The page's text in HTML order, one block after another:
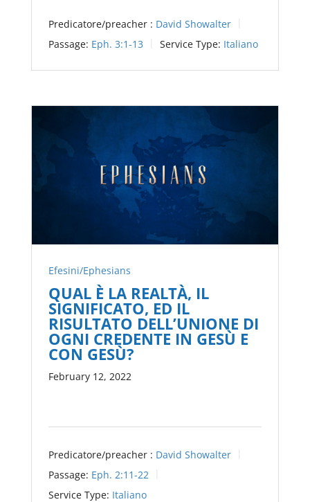
Predicatore/preacher : David Showalter
Passage: Eph. 3:1-13 Service Type: Italiano
Efesini/Ephesians
QUAL È LA REALTÀ, IL
SIGNIFICATO, ED IL
RISULTATO DELL’UNIONE DI
OGNI CREDENTE IN GESÙ E
CON GESÙ?
February 12, 2022
Predicatore/preacher : David Showalter
Passage: Eph. 2:11-22
Service Type: Italiano